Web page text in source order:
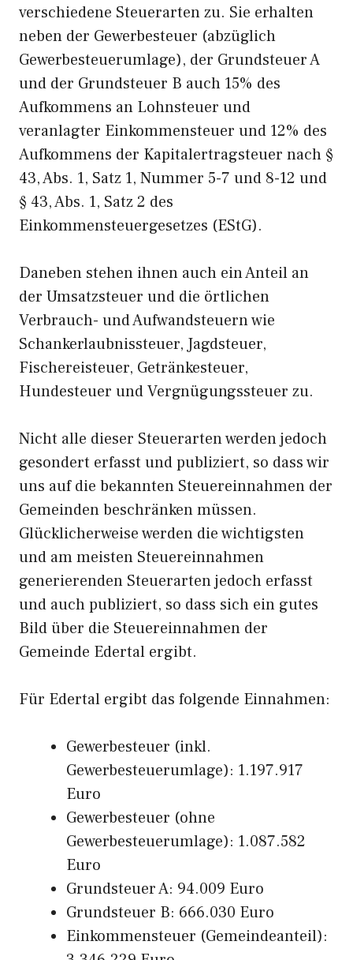
verschiedene Steuerarten zu. Sie erhalten
neben der Gewerbesteuer (abzüglich
Gewerbesteuerumlage), der Grundsteuer A
und der Grundsteuer B auch 15% des
Aufkommens an Lohnsteuer und
veranlagter Einkommensteuer und 12% des
Aufkommens der Kapitalertragsteuer nach §
43, Abs. 1, Satz 1, Nummer 5-7 und 8-12 und
§ 43, Abs. 1, Satz 2 des
Einkommensteuergesetzes (EStG).
Daneben stehen ihnen auch ein Anteil an
der Umsatzsteuer und die örtlichen
Verbrauch- und Aufwandsteuern wie
Schankerlaubnissteuer, Jagdsteuer,
Fischereisteuer, Getränkesteuer,
Hundesteuer und Vergnügungssteuer zu.
Nicht alle dieser Steuerarten werden jedoch
gesondert erfasst und publiziert, so dass wir
uns auf die bekannten Steuereinnahmen der
Gemeinden beschränken müssen.
Glücklicherweise werden die wichtigsten
und am meisten Steuereinnahmen
generierenden Steuerarten jedoch erfasst
und auch publiziert, so dass sich ein gutes
Bild über die Steuereinnahmen der
Gemeinde Edertal ergibt.
Für Edertal ergibt das folgende Einnahmen:
Gewerbesteuer (inkl.
Gewerbesteuerumlage): 1.197.917
Euro
Gewerbesteuer (ohne
Gewerbesteuerumlage): 1.087.582
Euro
Grundsteuer A: 94.009 Euro
Grundsteuer B: 666.030 Euro
Einkommensteuer (Gemeindeanteil):